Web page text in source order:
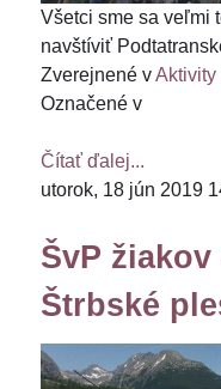
Všetci sme sa veľmi
navštíviť
Zverejnené vAktivity
Označené v
Čítať ďalej...
utorok, 18 jún 2019
ŠvP žiakov
Štrbské